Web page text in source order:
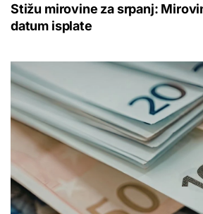
Stižu mirovine za srpanj:
datum isplate